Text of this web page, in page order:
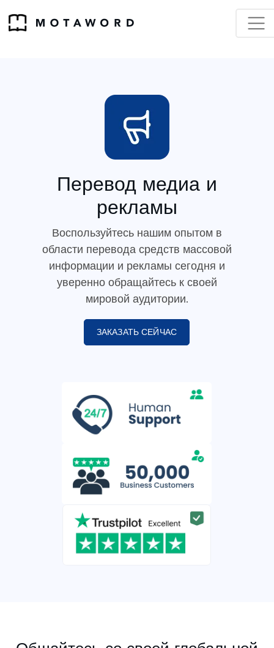
Перевод медиа и
рекламы
Воспользуйтесь нашим опытом в
области перевода средств массовой
информации и рекламы сегодня и
уверенно обращайтесь к своей
мировой аудитории.
ЗАКАЗАТЬ СЕЙЧАС